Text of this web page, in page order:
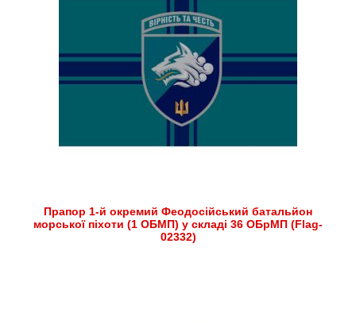
Прапор 1-й окремий Феодосійський батальйон
морської піхоти (1 ОБМП) у складі 36 ОБрМП (Flag-
02332)